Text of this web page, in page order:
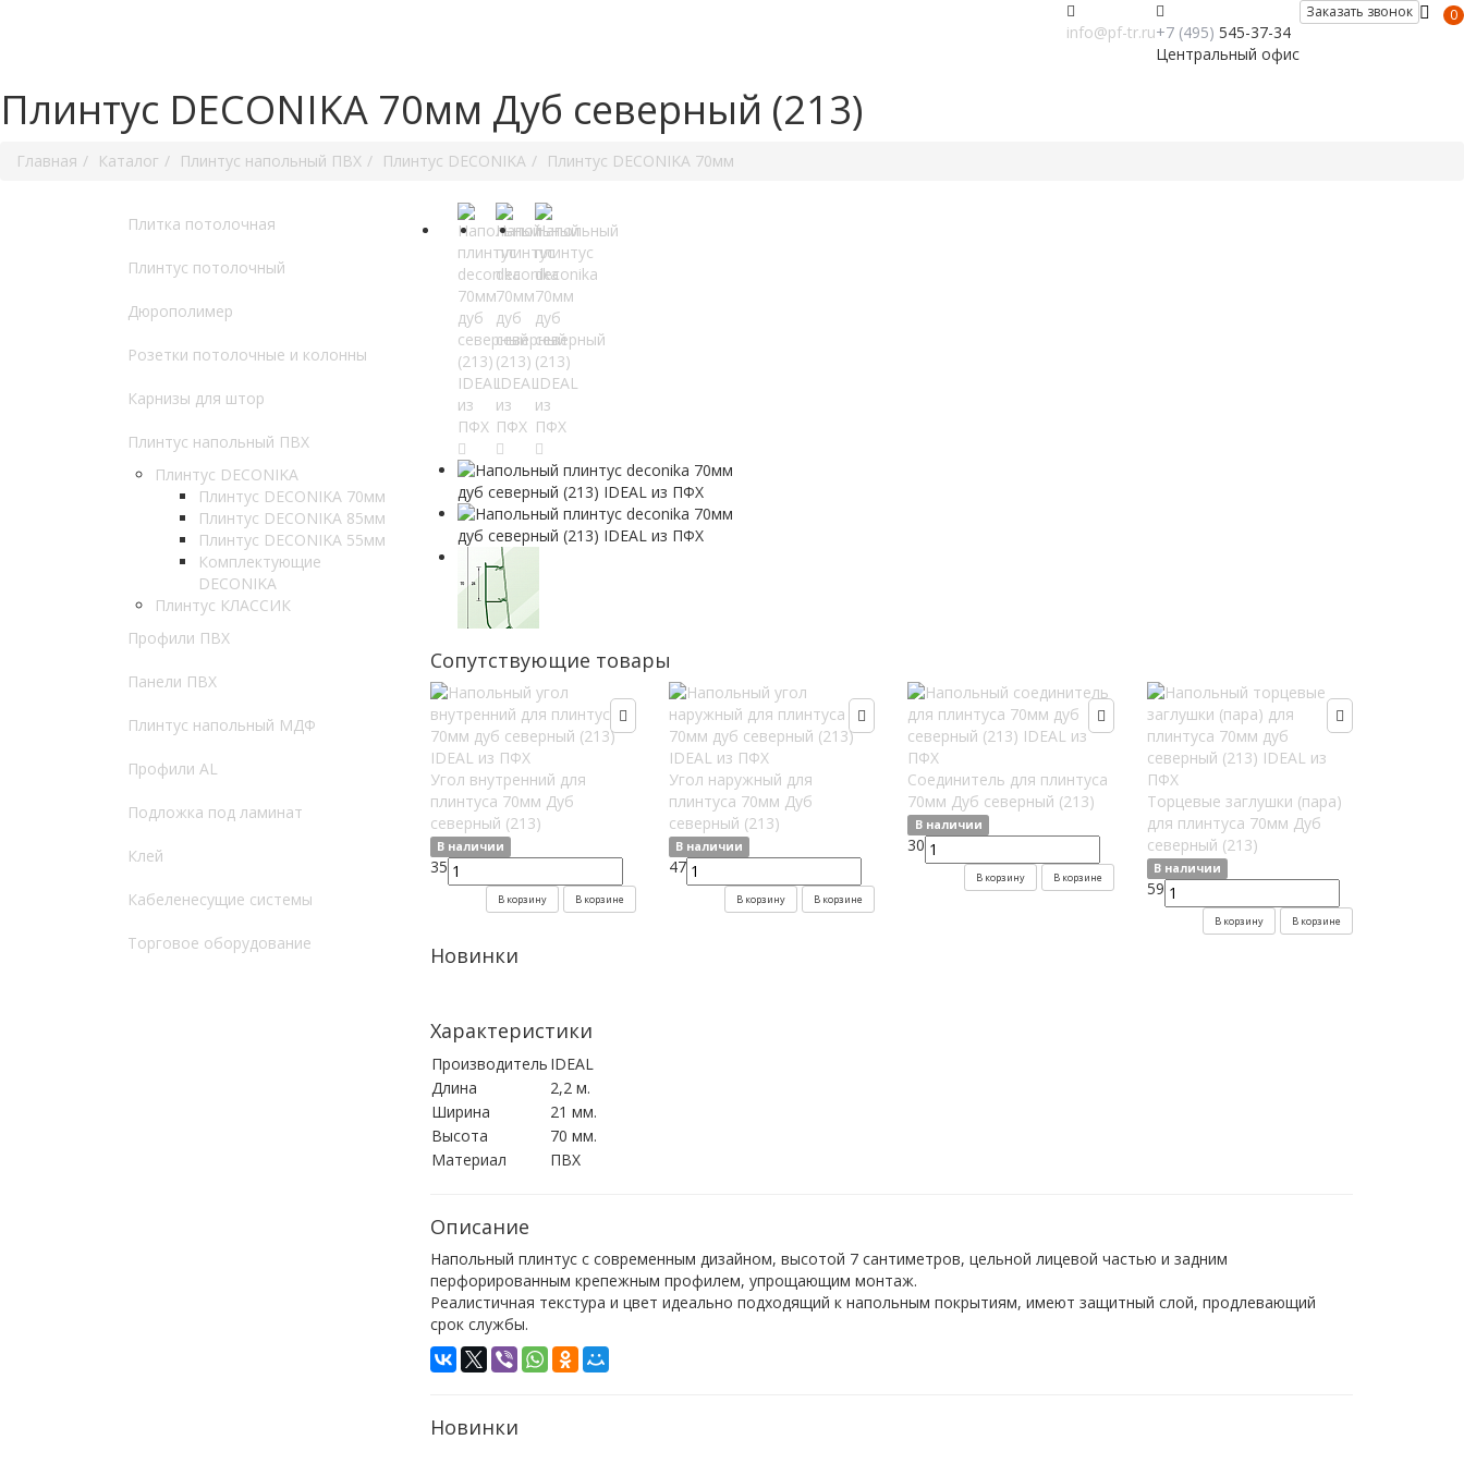
0
Заказать звонок
+7 (495) 545-37-34
Центральный офис
info@pf-tr.ru
Плинтус DECONIKA 70мм Дуб северный (213)
Главная Каталог Плинтус напольный ПВХ Плинтус DECONIKA Плинтус DECONIKA 70мм
Плитка потолочная
Плинтус потолочный
Дюрополимер
Розетки потолочные и колонны
Карнизы для штор
Плинтус напольный ПВХ
Плинтус DECONIKA
Плинтус DECONIKA 70мм
Плинтус DECONIKA 85мм
Плинтус DECONIKA 55мм
Комплектующие
DECONIKA
Плинтус КЛАССИК
Профили ПВХ
Панели ПВХ
Плинтус напольный МДФ
Профили AL
Подложка под ламинат
Клей
Кабеленесущие системы
Торговое оборудование
Сопутствующие товары
Угол внутренний для
плинтуса 70мм Дуб
северный (213)
В наличии
35
В корзину В корзине
Угол наружный для
плинтуса 70мм Дуб
северный (213)
В наличии
47
В корзину В корзине
Соединитель для плинтуса
70мм Дуб северный (213)
В наличии
30
В корзину В корзине
Торцевые заглушки (пара)
для плинтуса 70мм Дуб
северный (213)
В наличии
59
В корзину В корзине
Новинки
Характеристики
Производитель IDEAL
Длина
2,2 м.
Ширина
21 мм.
Высота
70 мм.
Материал
ПВХ
Описание
Напольный плинтус с современным дизайном, высотой 7 сантиметров, цельной лицевой частью и задним
перфорированным крепежным профилем, упрощающим монтаж.
Реалистичная текстура и цвет идеально подходящий к напольным покрытиям, имеют защитный слой, продлевающий
срок службы.
Новинки